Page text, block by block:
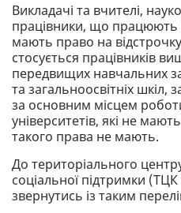
Викладачі та вчителі,
працівники, що працюють
мають право на відстрочку
стосується працівників
передвищих навчальних
та загальноосвітніх
за основним місцем
університетів, які не
такого права не мають.
До територіального
соціальної підтримки
звернутись із таким